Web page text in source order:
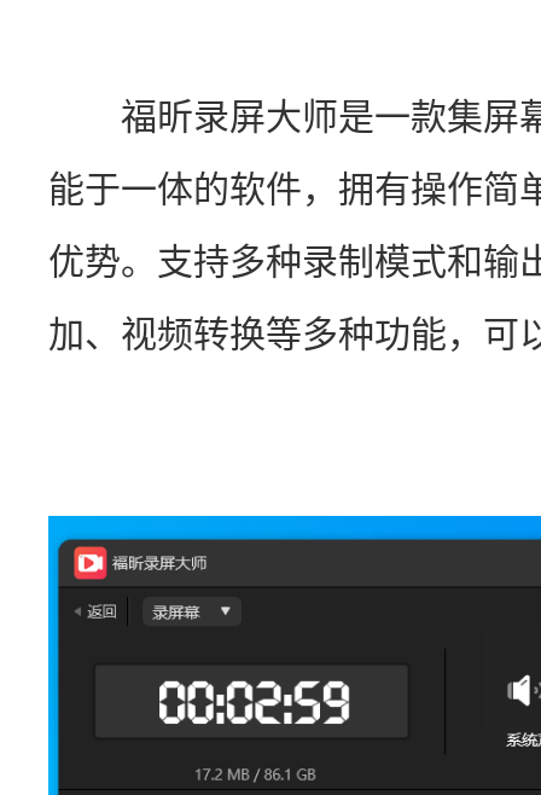
福昕录屏大师是一款集屏
能于一体的软件，拥有操作简
优势。支持多种录制模式和输
加、视频转换等多种功能，可